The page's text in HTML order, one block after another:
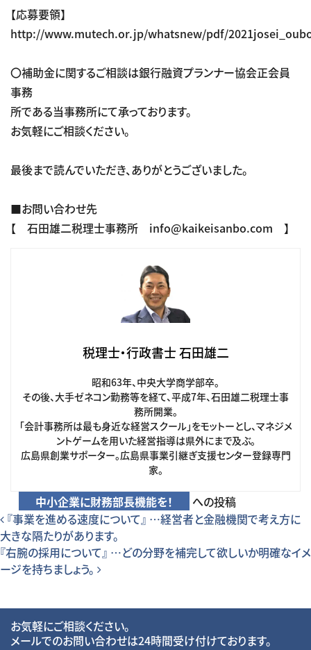
【応募要領】
http://www.mutech.or.jp/whatsnew/pdf/
〇補助金に関するご相談は銀行融資プランナー協会正会員
事務
所である当事務所にて承っております。
お気軽にご相談ください。
最後まで読んでいただき、ありがとうございました。
■お問い合わせ先
【 石田雄二税理士事務所 info@kaikeisanbo.com 】
税理士・行政書士 石田雄二
昭和63年、中央大学商学部卒。
その後、大手ゼネコン勤務等を経て、平成7年、石田雄二税理士事
務所開業。
「会計事務所は最も身近な経営スクール」をモットーとし、マネジメ
ントゲームを用いた経営指導は県外にまで及ぶ。
広島県創業サポーター。広島県事業引継ぎ支援センター登録専門
家。
中小企業に財務部長機能を！ への投稿
投稿ナビゲーション
『事業を進める速度について』 …経営者と金融機関で考え方に
大きな隔たりがあります。
『右腕の採用について』 …どの分野を補完して欲しいか明確なイメ
ージを持ちましょう。
お気軽にご相談ください。
メールでのお問い合わせは24時間受け付けております。